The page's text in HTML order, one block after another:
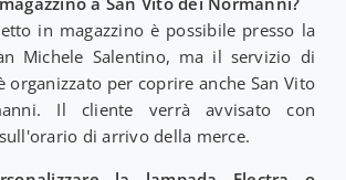
in magazzino è possibile presso la
Michele Salentino, ma il servizio di
organizzato per coprire anche San Vito
Il cliente verrà avvisato con
di arrivo della merce.